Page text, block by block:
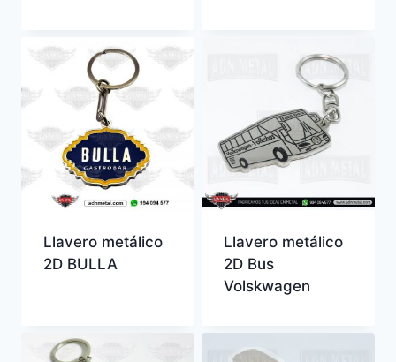
Llavero metálico
2D BULLA
Llavero metálico
2D Bus
Volskwagen